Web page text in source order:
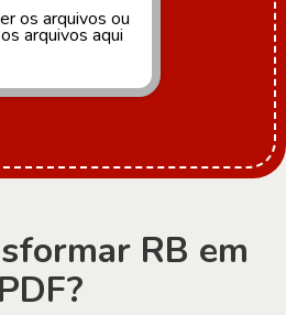
os arquivos ou
arquivos aqui
RB em
PDF?